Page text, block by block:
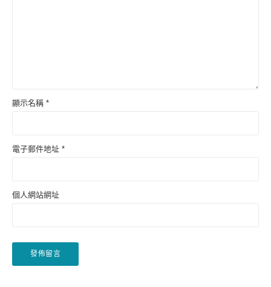
顯示名稱 *
電子郵件地址 *
個人網站網址